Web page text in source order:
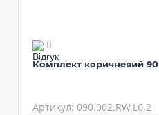
0
Комплект коричневий
Артикул: 090.002.RW.L6.2